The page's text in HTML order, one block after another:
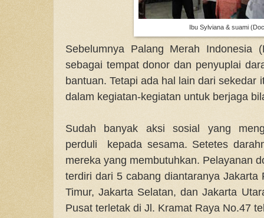
Ibu Sylviana & suami
Sebelumnya Palang Merah Indonesia
sebagai tempat donor dan penyuplai
bantuan. Tetapi ada hal lain dari sekedar
dalam kegiatan-kegiatan untuk berjaga
Sudah banyak aksi sosial yang
perduli kepada sesama. Setetes
mereka yang membutuhkan. Pelayanan
terdiri dari 5 cabang diantaranya Jakarta
Timur, Jakarta Selatan, dan Jakarta
Pusat terletak di Jl. Kramat Raya No.47